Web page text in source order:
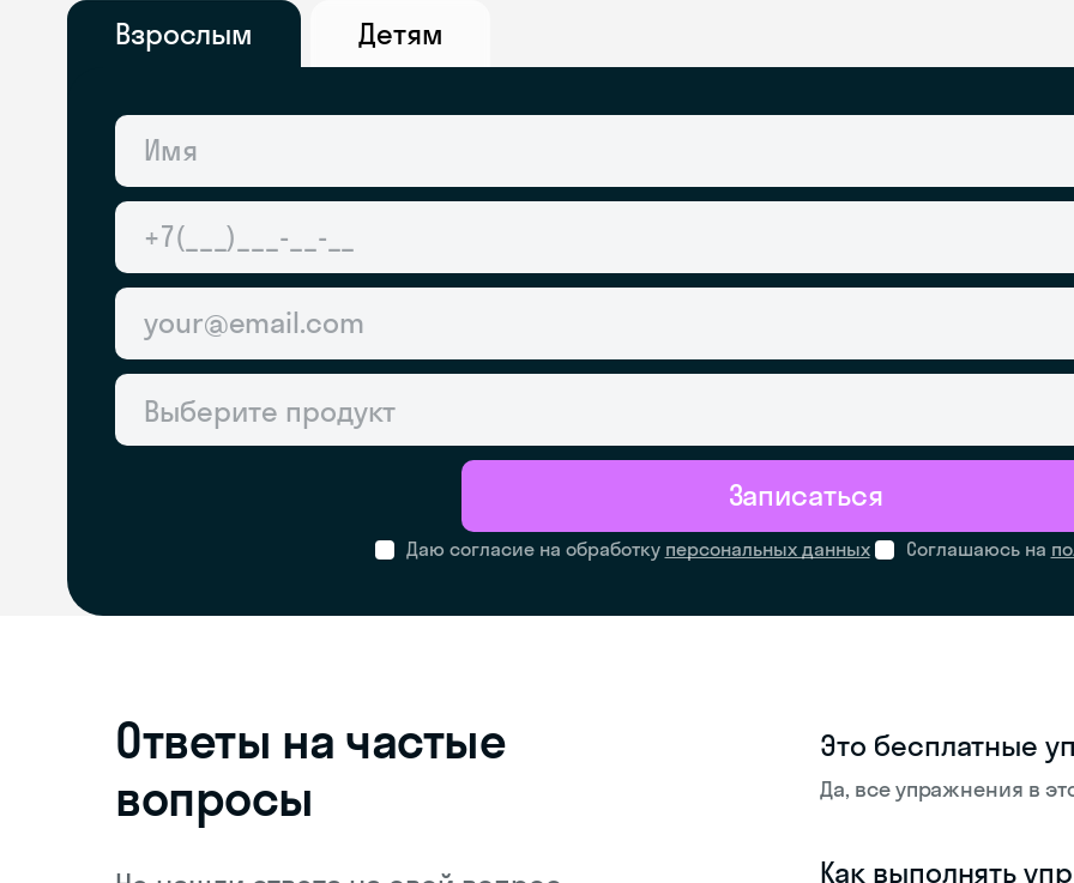
Взрослым Детям
Выберите продукт
Даю согласие на обработку персональных данных Соглашаюсь на
Записаться
Ответы на частые
вопросы
Это бесплатные
Да, все упражнения в
Как выполнять